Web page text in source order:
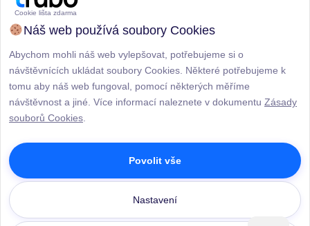
Cookie lišta zdarma
Náš web používá soubory Cookies
Abychom mohli náš web vylepšovat, potřebujeme si o
návštěvnících ukládat soubory Cookies. Některé potřebujeme k
tomu aby náš web fungoval, pomocí některých měříme
návštěvnost a jiné. Více informací naleznete v dokumentu Zásady
souborů Cookies
Povolit vše
Nastavení